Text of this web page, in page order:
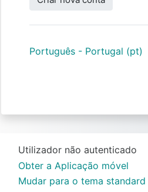
Português - Portugal ‎(pt)‎
Utilizador não autenticado
Obter a Aplicação móvel
Mudar para o tema standard